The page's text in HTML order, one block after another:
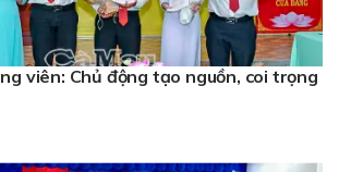
viên: Chủ động tạo nguồn, coi trọng